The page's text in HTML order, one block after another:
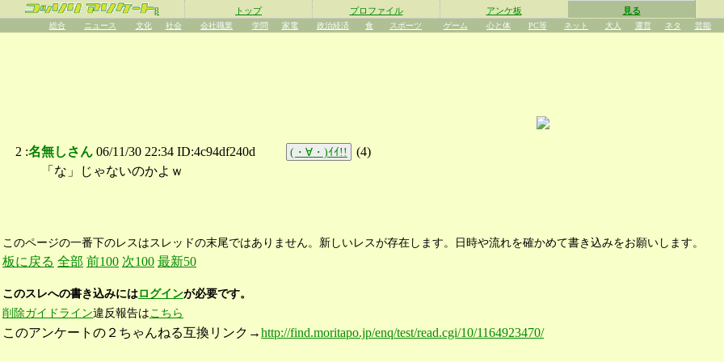
β トップ プロファイル アンケ板 見る
総合 ニュース 文化 社会 会社職業 学問 家電 政治経済 食 スポーツ ゲーム 心と体 PC等 ネット 大人 運営 ネタ 芸能
2 :名無しさん 06/11/30 22:34 ID:4c94df240d (・∀・)ｲｲ!! (4)
「な」じゃないのかよｗ
このページの一番下のレスはスレッドの末尾ではありません。新しいレスが存在します。日時や流れを確かめて書き込みをお願いします。
板に戻る 全部 前100 次100 最新50
このスレへの書き込みにはログインが必要です。
削除ガイドライン違反報告はこちら
このアンケートの２ちゃんねる互換リンク→http://find.moritapo.jp/enq/test/read.cgi/10/1164923470/